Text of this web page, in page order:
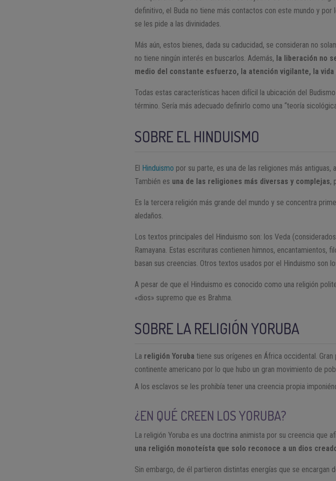
definitivo, el Buda no tiene más contactos con este mundo y
se les pide a las divinidades.
Más aún, estos bienes, dada su caducidad, se consideran no
no tiene ningún interés en buscarlos. Además, la liberación no
medio del constante esfuerzo, la atención vigilante, la vida
Todas estas características hacen difícil la ubicación del
término. Sería más adecuado definirlo como una “teoría
SOBRE EL HINDUISMO
El Hinduismo por su parte, es una de las religiones más
También es una de las religiones más diversas y complejas,
Es la tercera religión más grande del mundo y se concentra
aledaños.
Los textos principales del Hinduismo son: los Veda
Ramayana. Estas escrituras contienen himnos, encantamientos,
basan sus creencias. Otros textos usados por el Hinduismo son
A pesar de que el Hinduismo es conocido como una religión
«dios» supremo que es Brahma.
SOBRE LA RELIGIÓN YORUBA
La religión Yoruba tiene sus orígenes en África occidental.
continente americano por lo que hubo un gran movimiento de
A los esclavos se les prohibía tener una creencia propia
¿EN QUÉ CREEN LOS YORUBA?
La religión Yoruba es una doctrina animista por su creencia que
una religión monoteísta que solo reconoce a un dios
Sin embargo, de él partieron distintas energías que se encargan